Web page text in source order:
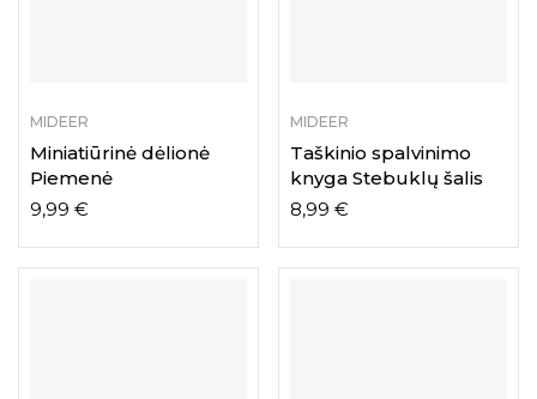
MIDEER
Miniatiūrinė dėlionė
Piemenė
9,99 €
MIDEER
Taškinio spalvinimo
knyga Stebuklų šalis
8,99 €